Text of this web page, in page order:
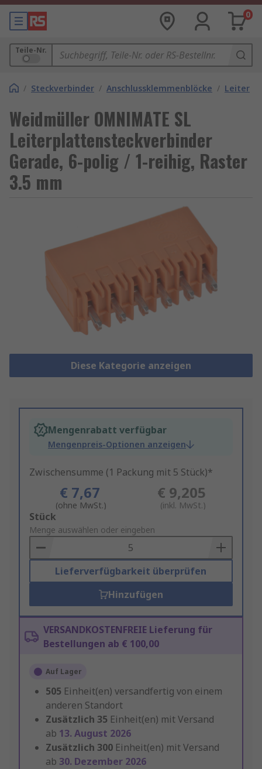
0
Teile-Nr.
/ Steckverbinder / Anschlussklemmenblöcke /
Weidmüller OMNIMATE SL
Leiterplattensteckverbinder
Gerade, 6-polig / 1-reihig, Raster
3.5 mm
Diese Kategorie anzeigen
Mengenrabatt verfügbar
Mengenpreis-Optionen anzeigen
Zwischensumme (1 Packung mit 5 Stück)*
€ 7,67
(ohne MwSt.)
€ 9,205
(inkl. MwSt.)
Add
to
Basket
Stück
Menge auswählen oder eingeben
Lieferverfügbarkeit überprüfen
Hinzufügen
VERSANDKOSTENFREIE Lieferung für
Bestellungen ab € 100,00
Auf Lager
505 Einheit(en) versandfertig von einem
anderen Standort
Zusätzlich 35 Einheit(en) mit Versand
ab 13. August 2026
Zusätzlich 300 Einheit(en) mit Versand
ab 30. Dezember 2026